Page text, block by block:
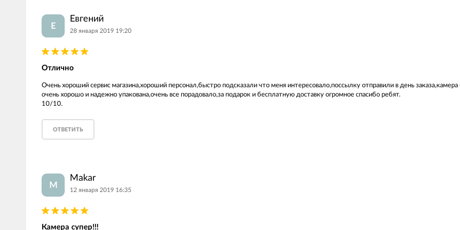
Е
Евгений
28 января 2019 19:20
Отлично
Очень хороший сервис магазина,хороший персонал,быстро подсказали что меня интересовало,поссылку отправили в день
очень хорошо и надежно упакована,очень все порадовало,за подарок и бесплатную доставку огромное спасибо ребят.
10/10.
ОТВЕТИТЬ
M
Makar
12 января 2019 16:35
Камера супер!!!